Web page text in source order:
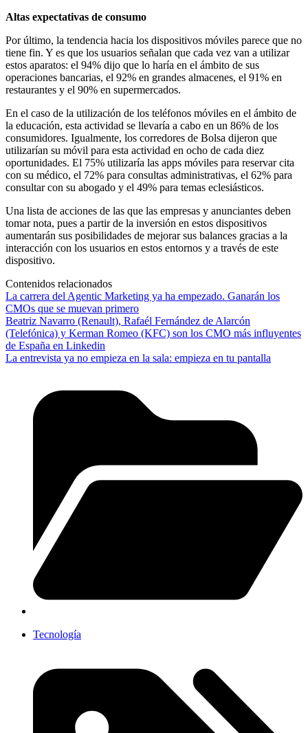
Altas expectativas de consumo
Por último, la tendencia hacia los dispositivos móviles parece que no
tiene fin. Y es que los usuarios señalan que cada vez van a utilizar
estos aparatos: el 94% dijo que lo haría en el ámbito de sus
operaciones bancarias, el 92% en grandes almacenes, el 91% en
restaurantes y el 90% en supermercados.
En el caso de la utilización de los teléfonos móviles en el ámbito de
la educación, esta actividad se llevaría a cabo en un 86% de los
consumidores. Igualmente, los corredores de Bolsa dijeron que
utilizarían su móvil para esta actividad en ocho de cada diez
oportunidades. El 75% utilizaría las apps móviles para reservar cita
con su médico, el 72% para consultas administrativas, el 62% para
consultar con su abogado y el 49% para temas eclesiásticos.
Una lista de acciones de las que las empresas y anunciantes deben
tomar nota, pues a partir de la inversión en estos dispositivos
aumentarán sus posibilidades de mejorar sus balances gracias a la
interacción con los usuarios en estos entornos y a través de este
dispositivo.
Contenidos relacionados
La carrera del Agentic Marketing ya ha empezado. Ganarán los
CMOs que se muevan primero
Beatriz Navarro (Renault), Rafaél Fernández de Alarcón
(Telefónica) y Kerman Romeo (KFC) son los CMO más influyentes
de España en Linkedin
La entrevista ya no empieza en la sala: empieza en tu pantalla
Tecnología